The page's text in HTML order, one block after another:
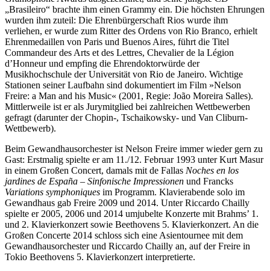
„Brasileiro“ brachte ihm einen Grammy ein. Die höchsten Ehrungen
wurden ihm zuteil: Die Ehrenbürgerschaft Rios wurde ihm
verliehen, er wurde zum Ritter des Ordens von Rio Branco, erhielt
Ehrenmedaillen von Paris und Buenos Aires, führt die Titel
Commandeur des Arts et des Lettres, Chevalier de la Légion
d’Honneur und empfing die Ehrendoktorwürde der
Musikhochschule der Universität von Rio de Janeiro. Wichtige
Stationen seiner Laufbahn sind dokumentiert im Film »Nelson
Freire: a Man and his Music« (2001, Regie: João Moreira Salles).
Mittlerweile ist er als Jurymitglied bei zahlreichen Wettbewerben
gefragt (darunter der Chopin-, Tschaikowsky- und Van Cliburn-
Wettbewerb).
Beim Gewandhausorchester ist Nelson Freire immer wieder gern zu
Gast: Erstmalig spielte er am 11./12. Februar 1993 unter Kurt Masur
in einem Großen Concert, damals mit de Fallas Noches en los
jardines de Espan͂a – Sinfonische Impressionen und Francks
Variations symphoniques im Programm. Klavierabende solo im
Gewandhaus gab Freire 2009 und 2014. Unter Riccardo Chailly
spielte er 2005, 2006 und 2014 umjubelte Konzerte mit Brahms’ 1.
und 2. Klavierkonzert sowie Beethovens 5. Klavierkonzert. An die
Großen Concerte 2014 schloss sich eine Asientournee mit dem
Gewandhausorchester und Riccardo Chailly an, auf der Freire in
Tokio Beethovens 5. Klavierkonzert interpretierte.